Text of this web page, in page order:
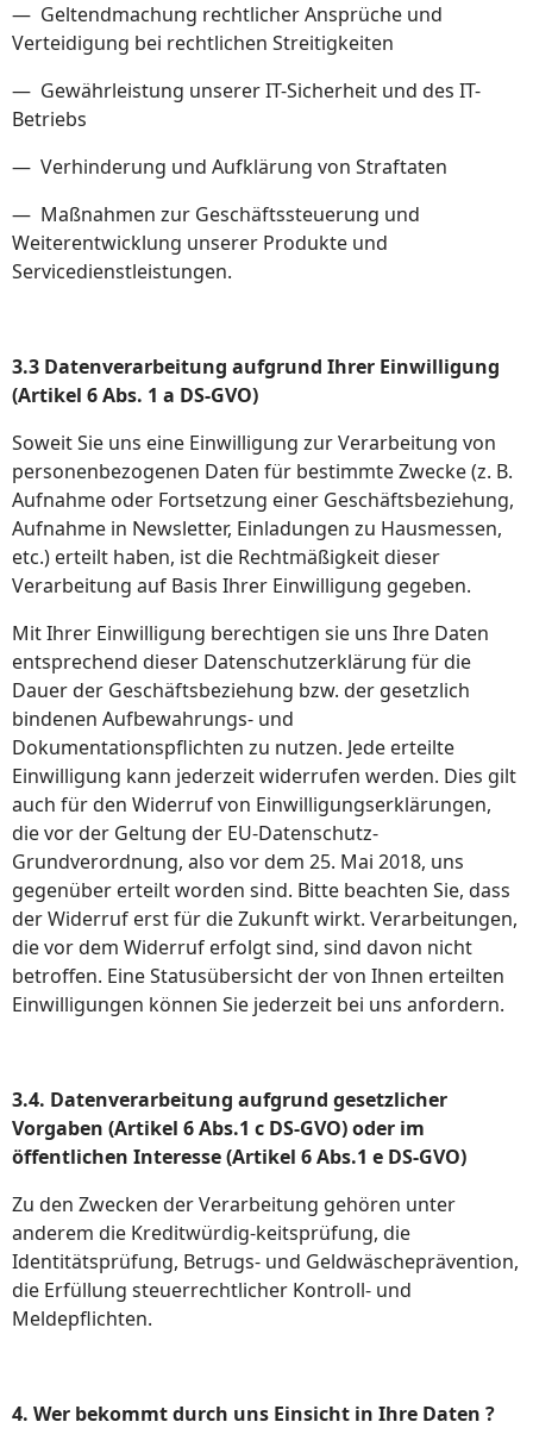
— Geltendmachung rechtlicher Ansprüche und
Verteidigung bei rechtlichen Streitigkeiten
— Gewährleistung unserer IT-Sicherheit und des IT-
Betriebs
— Verhinderung und Aufklärung von Straftaten
— Maßnahmen zur Geschäftssteuerung und
Weiterentwicklung unserer Produkte und
Servicedienstleistungen.
3.3 Datenverarbeitung aufgrund Ihrer Einwilligung
(Artikel 6 Abs. 1 a DS-GVO)
Soweit Sie uns eine Einwilligung zur Verarbeitung von
personenbezogenen Daten für bestimmte Zwecke (z. B.
Aufnahme oder Fortsetzung einer Geschäftsbeziehung,
Aufnahme in Newsletter, Einladungen zu Hausmessen,
etc.) erteilt haben, ist die Rechtmäßigkeit dieser
Verarbeitung auf Basis Ihrer Einwilligung gegeben.
Mit Ihrer Einwilligung berechtigen sie uns Ihre Daten
entsprechend dieser Datenschutzerklärung für die
Dauer der Geschäftsbeziehung bzw. der gesetzlich
bindenen Aufbewahrungs- und
Dokumentationspflichten zu nutzen. Jede erteilte
Einwilligung kann jederzeit widerrufen werden. Dies gilt
auch für den Widerruf von Einwilligungserklärungen,
die vor der Geltung der EU-Datenschutz-
Grundverordnung, also vor dem 25. Mai 2018, uns
gegenüber erteilt worden sind. Bitte beachten Sie, dass
der Widerruf erst für die Zukunft wirkt. Verarbeitungen,
die vor dem Widerruf erfolgt sind, sind davon nicht
betroffen. Eine Statusübersicht der von Ihnen erteilten
Einwilligungen können Sie jederzeit bei uns anfordern.
3.4. Datenverarbeitung aufgrund gesetzlicher
Vorgaben (Artikel 6 Abs.1 c DS-GVO) oder im
öffentlichen Interesse (Artikel 6 Abs.1 e DS-GVO)
Zu den Zwecken der Verarbeitung gehören unter
anderem die Kreditwürdig-keitsprüfung, die
Identitätsprüfung, Betrugs- und Geldwäscheprävention,
die Erfüllung steuerrechtlicher Kontroll- und
Meldepflichten.
4. Wer bekommt durch uns Einsicht in Ihre Daten ?